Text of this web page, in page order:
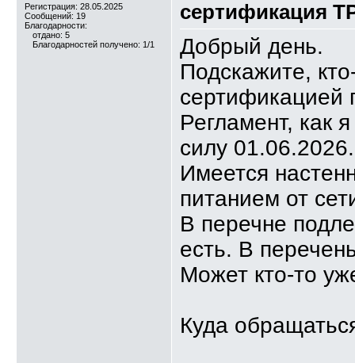
Регистрация: 28.05.2025
Сообщений: 19
Благодарности:
отдано: 5
Благодарностей получено: 1/1
сертификация
Добрый день.
Подскажите,
сертификацией
Регламент, как
силу 01.06.2026.
Имеется
питанием от
В перечне
есть. В
Может кто-то
Куда